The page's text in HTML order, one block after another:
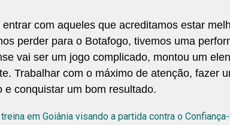
entrar com aqueles que acreditamos estar
perder para o Botafogo, tivemos uma
vai ser um jogo complicado, montou um
Trabalhar com o máximo de atenção, fazer
e conquistar um bom resultado.
em Goiânia visando a partida contra o